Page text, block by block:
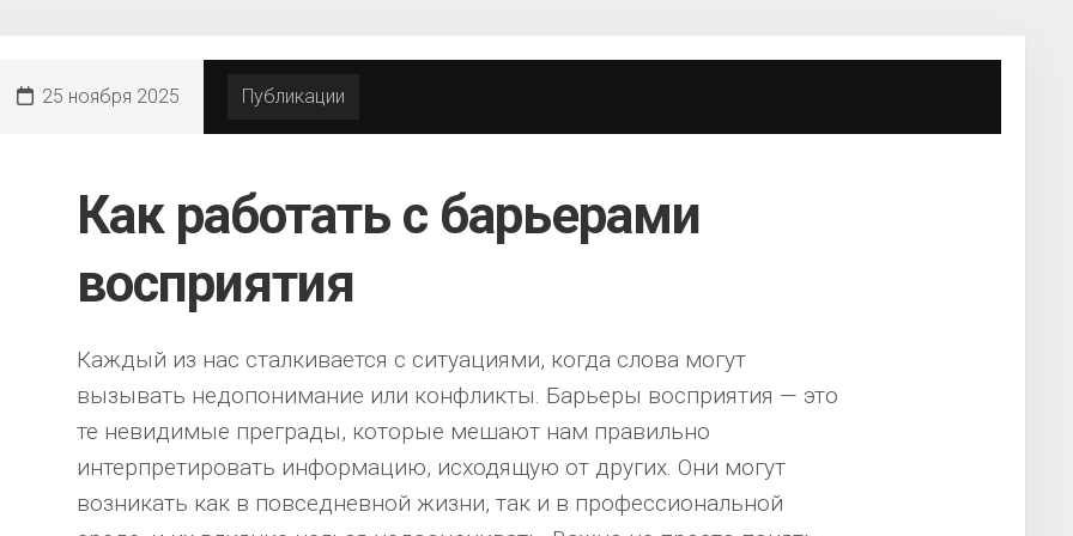
25 ноября 2025 Публикации
Как работать с барьерами
восприятия
Каждый из нас сталкивается с ситуациями, когда слова могут
вызывать недопонимание или конфликты. Барьеры восприятия — это
те невидимые преграды, которые мешают нам правильно
интерпретировать информацию, исходящую от других. Они могут
возникать как в повседневной жизни, так и в профессиональной